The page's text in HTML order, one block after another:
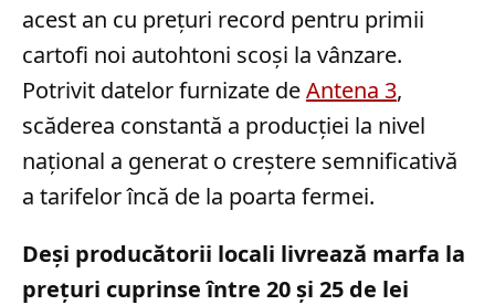
acest an cu prețuri record pentru primii
cartofi noi autohtoni scoși la vânzare.
Potrivit datelor furnizate deAntena 3,
scăderea constantă a producției la nivel
național a generat o creștere semnificativă
a tarifelor încă de la poarta fermei.
Deși producătorii locali livrează marfa la
prețuri cuprinse între 20 și 25 de lei